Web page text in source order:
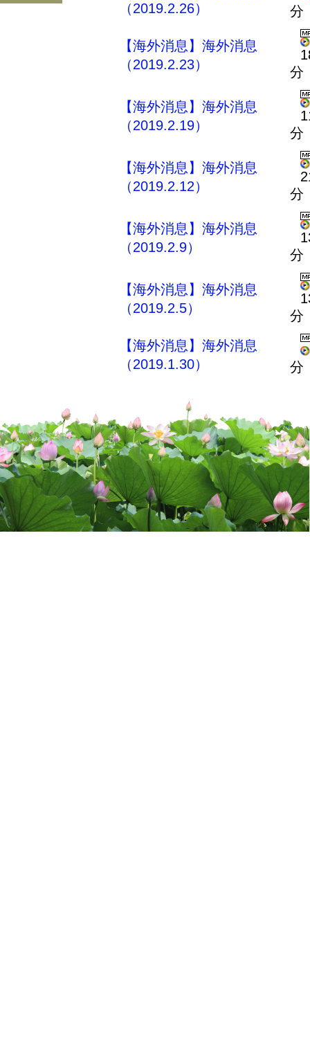
（2019.2.26）
分
【海外消息】海外消息
（2019.2.23）
分
【海外消息】海外消息
（2019.2.19）
分
【海外消息】海外消息
（2019.2.12）
分
【海外消息】海外消息
（2019.2.9）
分
【海外消息】海外消息
（2019.2.5）
分
【海外消息】海外消息
（2019.1.30）
分